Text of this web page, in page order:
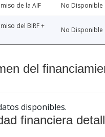
de la AIF No Disponible
del BIRF +
No Disponible
del
disponibles.
financiera